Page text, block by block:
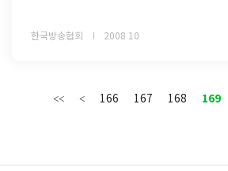
한국방송협회 2008 10
166 167 168 169